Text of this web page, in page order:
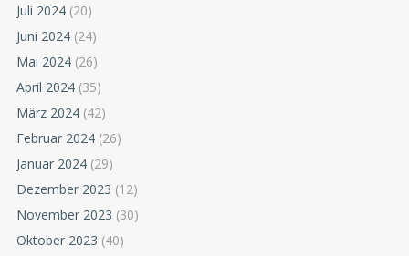
Juli 2024 (20)
Juni 2024 (24)
Mai 2024 (26)
April 2024 (35)
März 2024 (42)
Februar 2024 (26)
Januar 2024 (29)
Dezember 2023 (12)
November 2023 (30)
Oktober 2023 (40)